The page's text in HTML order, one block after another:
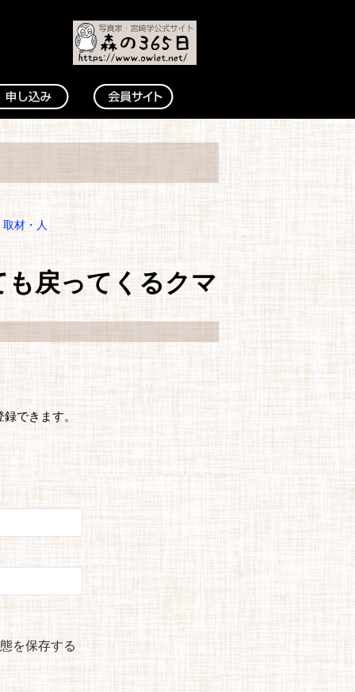
取材・人
戻ってくるクマ
できます。
を保存する